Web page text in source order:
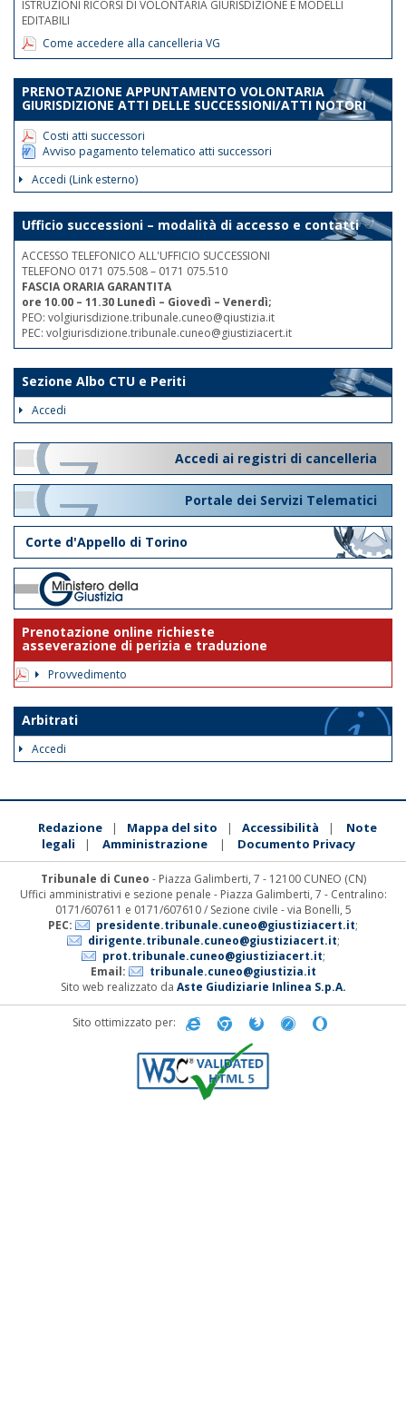
ISTRUZIONI RICORSI DI VOLONTARIA GIURISDIZIONE E MODELLI
EDITABILI
Come accedere alla cancelleria VG
PRENOTAZIONE APPUNTAMENTO VOLONTARIA
GIURISDIZIONE ATTI DELLE SUCCESSIONI/ATTI NOTORI
Costi atti successori
Avviso pagamento telematico atti successori
Accedi (Link esterno)
Ufficio successioni – modalità di accesso e contatti
ACCESSO TELEFONICO ALL'UFFICIO SUCCESSIONI
TELEFONO 0171 075.508 – 0171 075.510
FASCIA ORARIA GARANTITA
ore 10.00 – 11.30 Lunedì – Giovedì – Venerdì;
PEO: volgiurisdizione.tribunale.cuneo@qiustizia.it
PEC: volgiurisdizione.tribunale.cuneo@giustiziacert.it
Sezione Albo CTU e Periti
Accedi
Accedi ai registri di cancelleria
Portale dei Servizi Telematici
Corte d'Appello di Torino
Prenotazione online richieste
asseverazione di perizia e traduzione
Provvedimento
Arbitrati
Accedi
Redazione | Mappa del sito | Accessibilità |
Note
legali
| Amministrazione | Documento Privacy
Tribunale di Cuneo - Piazza Galimberti, 7 - 12100 CUNEO (CN)
Uffici amministrativi e sezione penale - Piazza Galimberti, 7 - Centralino:
0171/607611 e 0171/607610 / Sezione civile - via Bonelli, 5
PEC:
presidente.tribunale.cuneo@giustiziacert.it;
dirigente.tribunale.cuneo@giustiziacert.it;
prot.tribunale.cuneo@giustiziacert.it;
Email:
tribunale.cuneo@giustizia.it
Sito web realizzato da Aste Giudiziarie Inlinea S.p.A.
Sito ottimizzato per: